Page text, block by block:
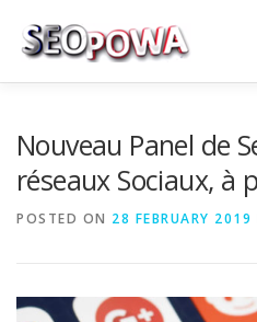
Nouveau Panel de
réseaux Sociaux, à
POSTED ON 28 FEBRUARY 2019